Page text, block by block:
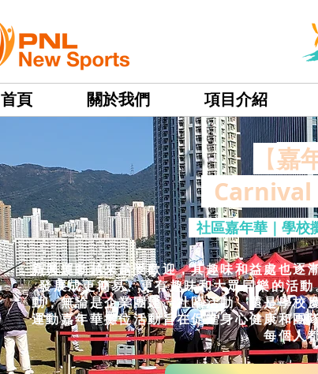
首頁 關於我們 項目介紹
【嘉
社區嘉年華｜學校
新興運動越來越受歡迎，其趣味和益處也逐
發展成更簡易、更有趣味和大眾同樂的活
動，無論是企業團建、社區活動，還是學校
運動嘉年華攤位活動旨在促進身心健康和團
每個人